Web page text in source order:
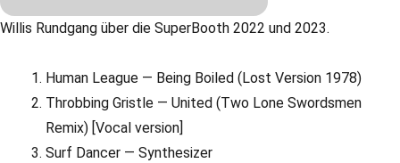
Willis Rundgang über die SuperBooth 2022 und 2023.
Human League — Being Boiled (Lost Version 1978)
Throbbing Gristle — United (Two Lone Swordsmen
Remix) [Vocal version]
Surf Dancer — Synthesizer